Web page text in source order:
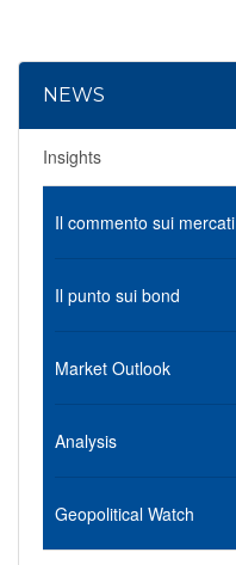
NEWS
Insights
Il commento sui mercati
Il punto sui bond
Market Outlook
Analysis
Geopolitical Watch